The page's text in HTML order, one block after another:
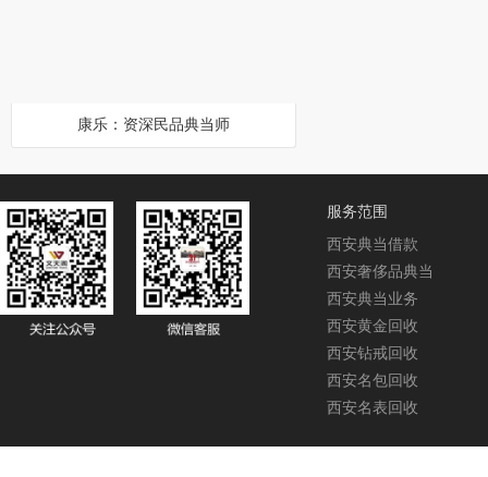
康乐：资深民品典当师
服务范围
西安典当借款
西安奢侈品典当
西安典当业务
西安黄金回收
西安钻戒回收
西安名包回收
西安名表回收